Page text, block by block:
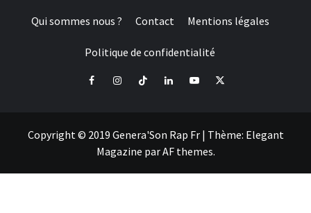
Qui sommes nous ? Contact Mentions légales
Politique de confidentialité
FacebookInstagramTiktok LinkedInYoutube
X
Copyright © 2019 Genera'Son Rap Fr | Thème: Elegant
Magazine parAF themes.